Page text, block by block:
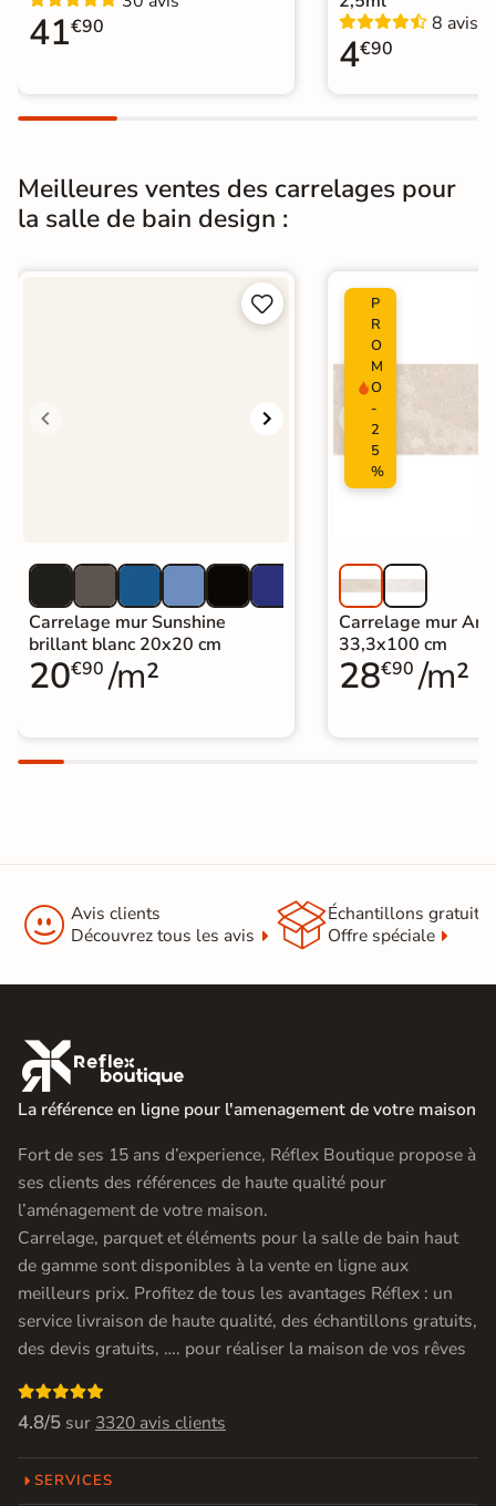
Catégories
Carrelage salle de bain Livraison
Carrelage sol cuisine
41€90
8 avis
4€90
Meilleures ventes des carrelages pour
la salle de bain design :


Carrelage mur Sunshine
brillant blanc 20x20 cm
20€90 /m²
P
R
O
M
O
-
2
5
%
Carrelage mur
33,3x100 cm
28€90 /m²
 Avis clients
Découvrez tous les avis
Échantillons gratuit
Offre spéciale

La référence en ligne pour l'amenagement de votre maison
Fort de ses 15 ans d’experience, Réflex Boutique propose à
ses clients des références de haute qualité pour
l’aménagement de votre maison.
Carrelage, parquet et éléments pour la salle de bain haut
de gamme sont disponibles à la vente en ligne aux
meilleurs prix. Profitez de tous les avantages Réflex : un
service livraison de haute qualité, des échantillons gratuits,
des devis gratuits, …. pour réaliser la maison de vos rêves

4.8/5 sur 3320 avis clients
SERVICES